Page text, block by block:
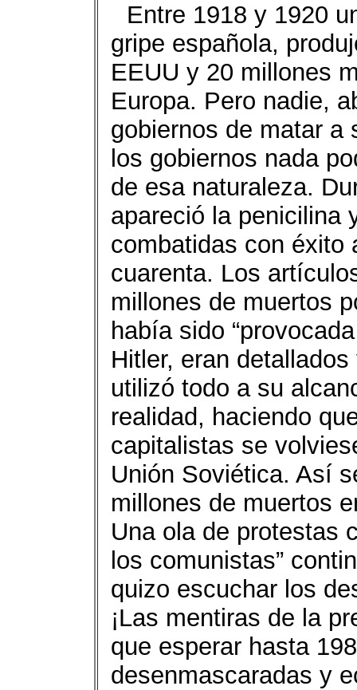
Entre 1918 y 1920
gripe española,
EEUU y 20 millones
Europa. Pero nadie,
gobiernos de matar a
los gobiernos nada
de esa naturaleza.
apareció la penicilina
combatidas con éxito
cuarenta. Los
millones de muertos
había sido
Hitler, eran
utilizó todo a su
realidad, haciendo
capitalistas se
Unión Soviética. Así
millones de muertos
Una ola de protestas
los comunistas”
quizo escuchar los
¡Las mentiras de la
que esperar hasta
desenmascaradas y